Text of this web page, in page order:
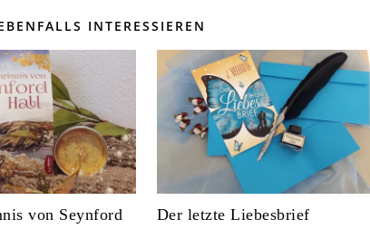
INTERESSIEREN
von Seynford
Der letzte Liebesbrief